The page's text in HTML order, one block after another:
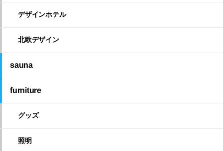
デザインホテル
北欧デザイン
sauna
furniture
グッズ
照明